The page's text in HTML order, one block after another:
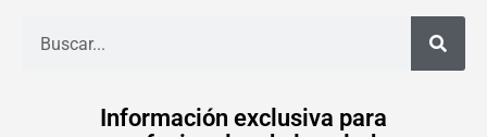
Información exclusiva para